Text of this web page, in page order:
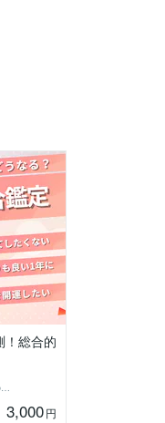
！総合的
虹心（にこ）＠ 香りと愛の導き鑑定師
3,000円